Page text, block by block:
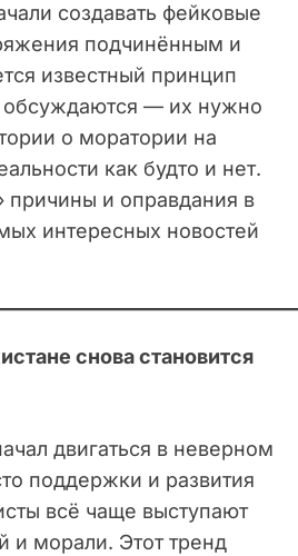
создавать фейковые
подчинённым и
известный принцип
обсуждаются — их нужно
о моратории на
как будто и нет.
и оправдания в
интересных новостей
снова становится
двигаться в неверном
поддержки и развития
всё чаще выступают
и морали. Этот тренд